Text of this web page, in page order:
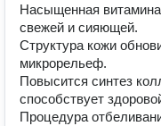
Насыщенная
свежей и сияющей.
Структура кожи
микрорельеф.
Повысится синтез
способствует
Процедура